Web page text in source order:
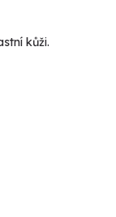
kůži.